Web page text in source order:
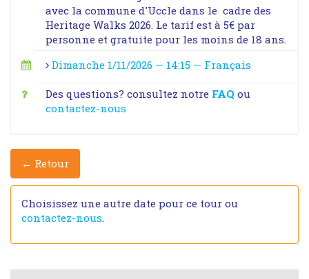
avec la commune d'Uccle dans le cadre des
Heritage Walks 2026. Le tarif est à 5€ par
personne et gratuite pour les moins de 18 ans.
Dimanche 1/11/2026 — 14:15 — Français
Des questions? consultez notre FAQ ou
contactez-nous
← Retour
Choisissez une autre date pour ce tour ou
contactez-nous.